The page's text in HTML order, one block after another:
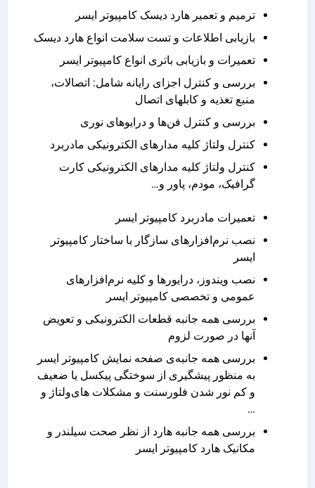
ترمیم و تعمیر هارد دیسک کامپیوتر ایسر
بازیابی اطلاعات و تست سلامت انواع هارد دیسک
تعمیرات و بازیابی باتری انواع کامپیوتر ایسر
بررسی و کنترل اجزای رایانه شامل: اتصالات،
منبع تغذیه و کابلهای اتصال
بررسی و کنترل فن‌ها و درایوهای نوری
کنترل ولتاژ کلیه‌ مدارهای الکترونیکی مادربرد
کنترل ولتاژ کلیه‌ مدارهای الکترونیکی کارت
گرافیک، مودم، پاور و…
تعمیرات مادربرد کامپیوتر ایسر
نصب نرم‌افزارهای سازگار با ساختار کامپیوتر
ایسر
نصب ویندوز، درایورها و کلیه نرم‌افزارهای
عمومی و تخصصی کامپیوتر ایسر
بررسی همه جانبه‌ قطعات الکترونیکی و تعویض
آنها در صورت لزوم
بررسی همه جانبه‌ی صفحه نمایش کامپیوتر ایسر
به منظور پیشگیری از سوختگی پیکسل یا ضعیف
و کم نور شدن فلورسنت و مشکلات های‌ولتاژ و
…
بررسی همه جانبه هارد از نظر صحت سیلندر و
مکانیک هارد کامپیوتر ایسر